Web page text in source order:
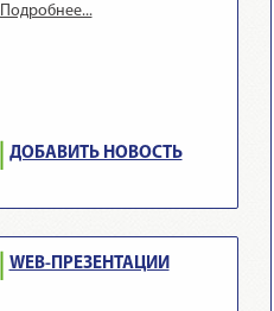
Подробнее...
ДОБАВИТЬ НОВОСТЬ
WEB-ПРЕЗЕНТАЦИИ